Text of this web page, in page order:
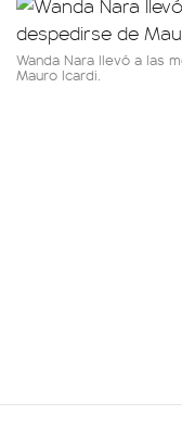
Wanda Nara llevó a las
Mauro Icardi.